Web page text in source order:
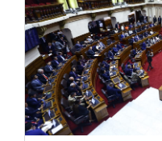
PRENSA CONGRESO
Puede encontrar más
y redes sociales.http://
https://
fref=tsTwitter:https://
Facebook:https://